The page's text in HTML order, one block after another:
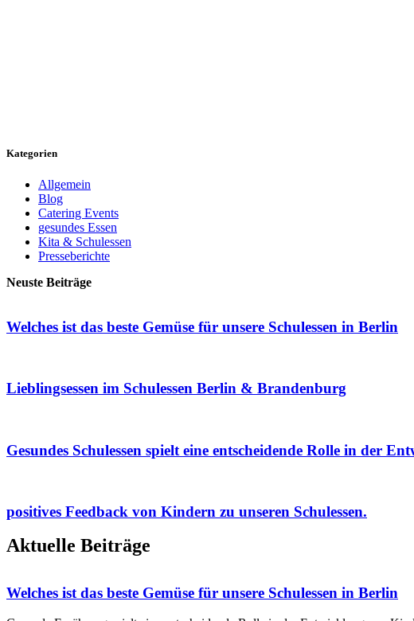
Kategorien
Allgemein
Blog
Catering Events
gesundes Essen
Kita & Schulessen
Presseberichte
Neuste Beiträge
Welches ist das beste Gemüse für unsere Schulessen in Berlin
Lieblingsessen im Schulessen Berlin & Brandenburg
Gesundes Schulessen spielt eine entscheidende Rolle in der
positives Feedback von Kindern zu unseren Schulessen.
Aktuelle Beiträge
Welches ist das beste Gemüse für unsere Schulessen in Berlin